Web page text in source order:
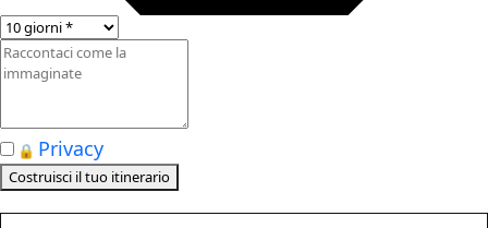
🔒 Privacy
Costruisci il tuo itinerario